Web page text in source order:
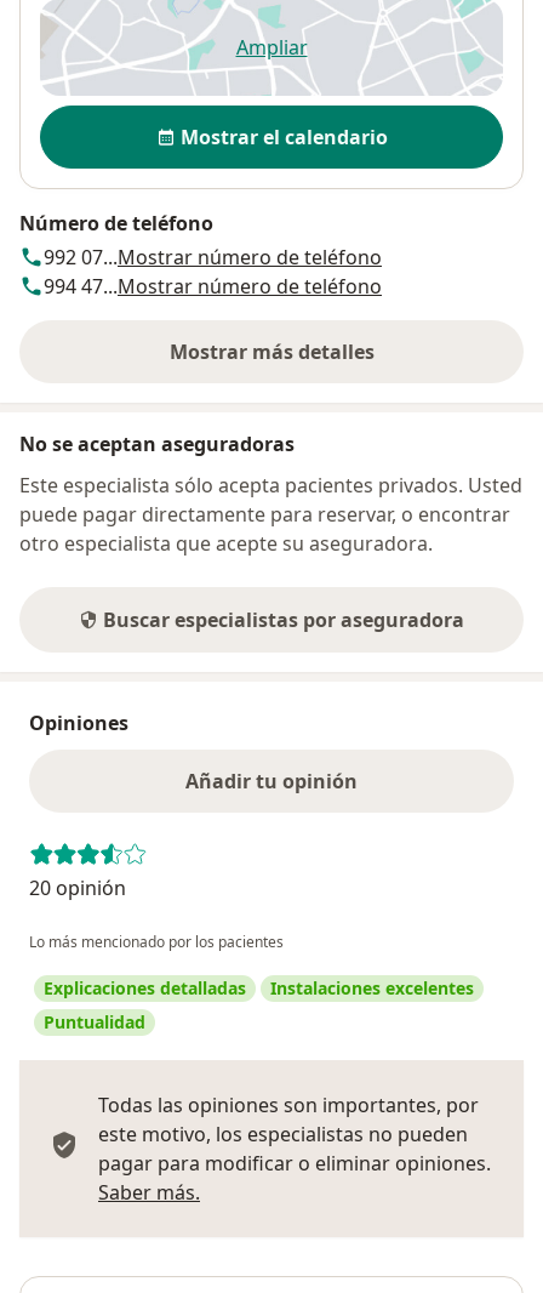
Ampliarse abre en una nueva
Disponibilidad
Mostrar el calendario
Número de teléfono
992 07...Mostrar número de teléfono
994 47...Mostrar número de teléfono
Mostrar más detalles
sobre la dirección
No se aceptan aseguradoras
Este especialista sólo acepta pacientes privados. Usted
puede pagar directamente para reservar, o encontrar
otro especialista que acepte su aseguradora.
Buscar especialistas por aseguradora
Opiniones
Añadir tu opinión
20 opinión
Lo más mencionado por los pacientes
Explicaciones detalladas
Instalaciones excelentes
Puntualidad
Todas las opiniones son importantes, por
este motivo, los especialistas no pueden
pagar para modificar o eliminar opiniones.
Saber más.